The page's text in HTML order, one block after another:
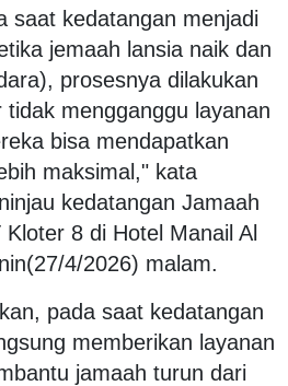
saat kedatangan menjadi
jemaah lansia naik dan
prosesnya dilakukan
mengganggu layanan
bisa mendapatkan
maksimal," kata
kedatangan Jamaah
8 di Hotel Manail Al
4/2026) malam.
pada saat kedatangan
memberikan layanan
jamaah turun dari